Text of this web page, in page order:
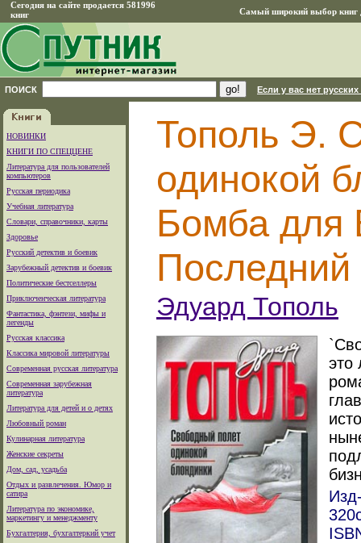
Сегодня на сайте продается 581996
книг
Самый широкий выбор книг
ПОИСК Если у вас нет
НОВИНКИ
КНИГИ ПО СПЕЦЦЕНЕ
Литература для пользователей
компьютеров
Русская периодика
Учебная литература
Словари, справочники, карты
Здоровье
Русский детектив и боевик
Зарубежный детектив и боевик
Политические бестселлеры
Приключенческая литература
Фантастика, фэнтези, мифы и
легенды
Русская классика
Классика мировой литературы
Современная русская литература
Современная зарубежная
литература
Литература для детей и о детях
Любовный роман
Кулинарная литература
Женские секреты
Дом, сад, усадьба
Отдых и развлечения. Юмор и
сатира
Литература по экономике,
маркетингу и менеджменту
Бухгалтерия, бухгалтеркий учет
Тополь Э.
одинокой
Бомба для
Последний
Эдуард Тополь
это